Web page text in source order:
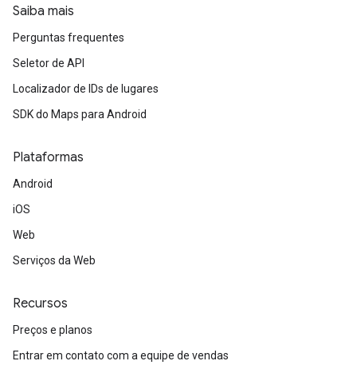
Saiba mais
Perguntas frequentes
Seletor de API
Localizador de IDs de lugares
SDK do Maps para Android
Plataformas
Android
iOS
Web
Serviços da Web
Recursos
Preços e planos
Entrar em contato com a equipe de vendas